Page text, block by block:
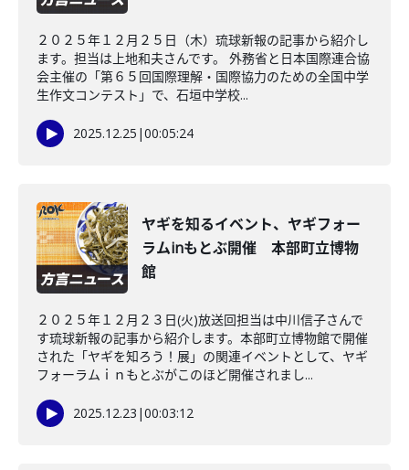
２０２５年１２月２５日（木）琉球新報の記事から紹介し
ます。担当は上地和夫さんです。 外務省と日本国際連合協
会主催の「第６５回国際理解・国際協力のための全国中学
生作文コンテスト」で、石垣中学校...
2025.12.25 |00:05:24
ヤギを知るイベント、ヤギフォー
ラムinもとぶ開催 本部町立博物
館
２０２５年１２月２３日(火)放送回担当は中川信子さんで
す琉球新報の記事から紹介します。本部町立博物館で開催
された「ヤギを知ろう！展」の関連イベントとして、ヤギ
フォーラムｉｎもとぶがこのほど開催されまし...
2025.12.23 |00:03:12